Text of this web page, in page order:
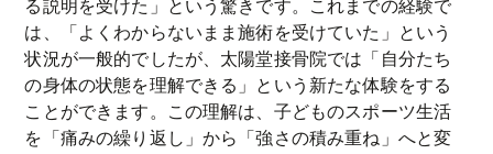
る説明を受けた」という驚きです。これまでの経験で
は、「よくわからないまま施術を受けていた」という
状況が一般的でしたが、太陽堂接骨院では「自分たち
の身体の状態を理解できる」という新たな体験をする
ことができます。この理解は、子どものスポーツ生活
を「痛みの繰り返し」から「強さの積み重ね」へと変